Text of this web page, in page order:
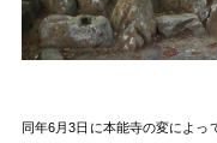
同年6月3日に本能寺の変によっ